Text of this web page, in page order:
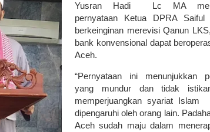
Yusran Hadi Lc MA
pernyataan Ketua DPRA
berkeinginan merevisi Qanun
bank konvensional dapat
Aceh.
“Pernyataan ini menunjukkan
yang mundur dan tidak
memperjuangkan syariat Islam
dipengaruhi oleh orang lain.
Aceh sudah maju dalam